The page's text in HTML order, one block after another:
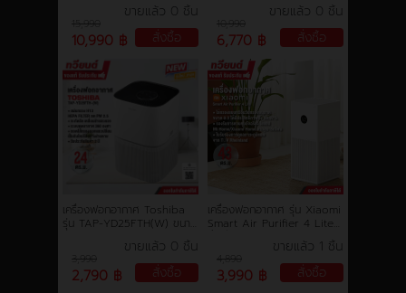
การควบคุมด้วยเสียง เชื่อมต่อ
ผ่านแอป
15,990
10,990 ฿
ขายแล้ว 0 ชิ้น
สั่งซื้อ
เครื่องฟอก ด้วยแอป
SmartThing
10,990
6,770 ฿
ขายแล้ว 0 ชิ้น
สั่งซื้อ
เครื่องฟอกอากาศ Toshiba
รุ่น TAP-YD25FTH(W) ขนาด
จับฝุ่น PM 2.5 ขนาด 22
วัตต์ รับประกัน 5 ปี
3,990
2,790 ฿
ขายแล้ว 0 ชิ้น
สั่งซื้อ
เครื่องฟอกอากาศ รุ่น Xiaomi
Smart Air Purifier 4 Lite
25-43 ตร.ม. รับประกันสินค้า 1
4,890
3,990 ฿
ขายแล้ว 1 ชิ้น
สั่งซื้อ